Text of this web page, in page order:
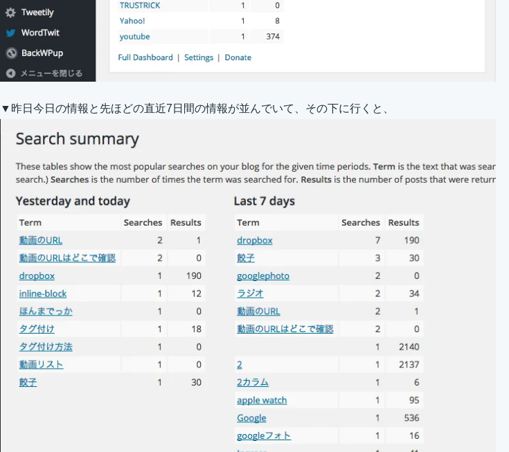
▼昨日今日の情報と先ほどの直近7日間の情報が並んでいて、その下に行くと、